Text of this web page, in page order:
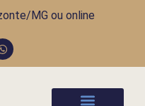
MG ou online